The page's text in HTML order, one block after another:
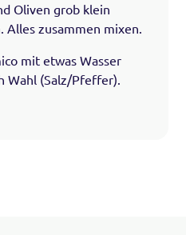
Oliven grob klein
Alles zusammen mixen.
mit etwas Wasser
Wahl (Salz/Pfeffer).